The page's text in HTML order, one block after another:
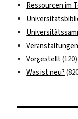
Ressourcen im
Veranstaltungen
Vorgestellt(120)
Was ist neu?